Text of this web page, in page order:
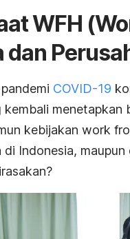
WFH
dan
COVID-19
kembali menetapkan
kebijakan work
di Indonesia,